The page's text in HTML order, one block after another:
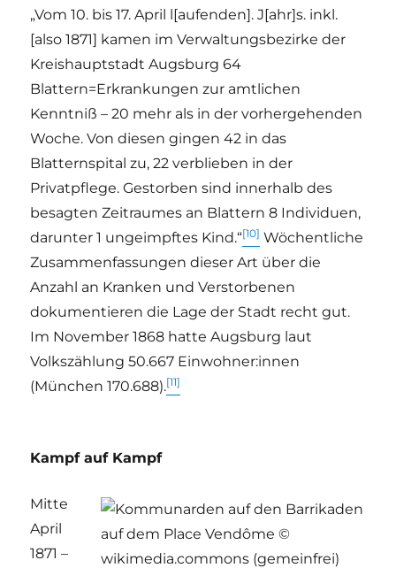
„Vom 10. bis 17. April l[aufenden]. J[ahr]s. inkl.
[also 1871] kamen im Verwaltungsbezirke der
Kreishauptstadt Augsburg 64
Blattern=Erkrankungen zur amtlichen
Kenntniß – 20 mehr als in der vorhergehenden
Woche. Von diesen gingen 42 in das
Blatternspital zu, 22 verblieben in der
Privatpflege. Gestorben sind innerhalb des
besagten Zeitraumes an Blattern 8 Individuen,
darunter 1 ungeimpftes Kind.“[10] Wöchentliche
Zusammenfassungen dieser Art über die
Anzahl an Kranken und Verstorbenen
dokumentieren die Lage der Stadt recht gut.
Im November 1868 hatte Augsburg laut
Volkszählung 50.667 Einwohner:innen
(München 170.688).[11]
Kampf auf Kampf
Mitte
April
1871 –